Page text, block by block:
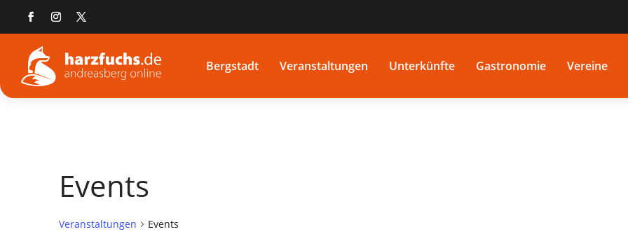
Bergstadt Veranstaltungen Unterkünfte Gastronomie Vereine
Events
Veranstaltungen Events